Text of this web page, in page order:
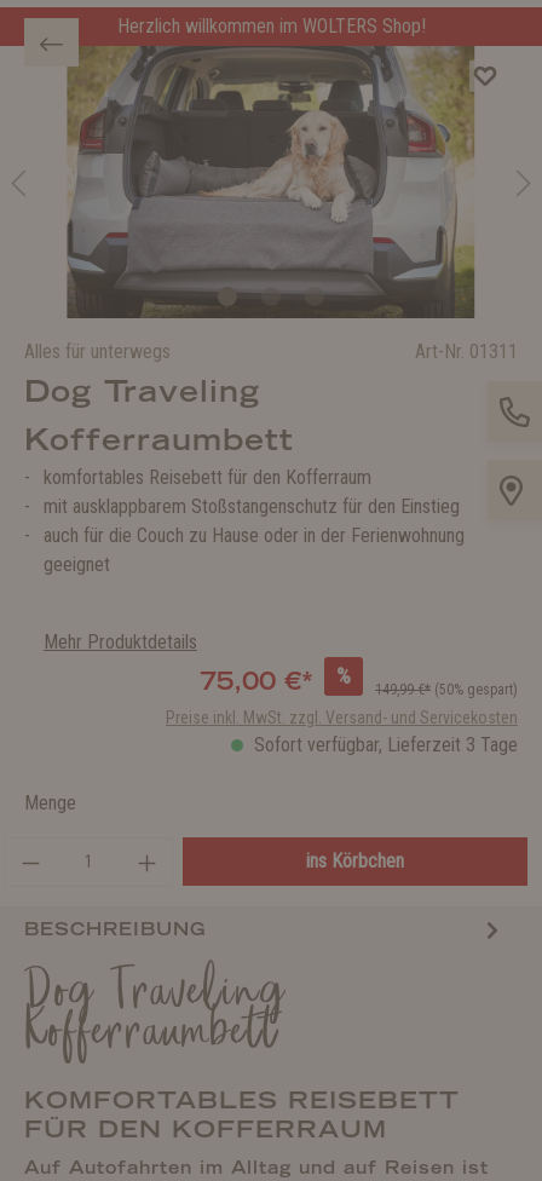
Herzlich willkommen im WOLTERS Shop!
Alles für unterwegs Art-Nr. 01311
Dog Traveling
Kofferraumbett
komfortables Reisebett für den Kofferraum
mit ausklappbarem Stoßstangenschutz für den Einstieg
auch für die Couch zu Hause oder in der Ferienwohnung
geeignet
Mehr Produktdetails
75,00 €* %
149,99 €* (50% gespart)
Preise inkl. MwSt. zzgl. Versand- und Servicekosten
Sofort verfügbar, Lieferzeit 3 Tage
Menge
ins Körbchen
BESCHREIBUNG
Dog Traveling
Kofferraumbett
KOMFORTABLES REISEBETT
FÜR DEN KOFFERRAUM
Auf Autofahrten im Alltag und auf Reisen ist